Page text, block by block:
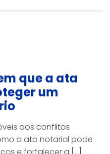
que a ata
um
aos conflitos
a ata notarial pode